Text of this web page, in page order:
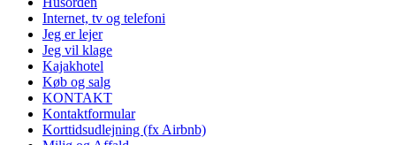
Internet, tv og telefoni
Jeg er lejer
Jeg vil klage
Kajakhotel
Køb og salg
KONTAKT
Kontaktformular
Korttidsudlejning (fx Airbnb)